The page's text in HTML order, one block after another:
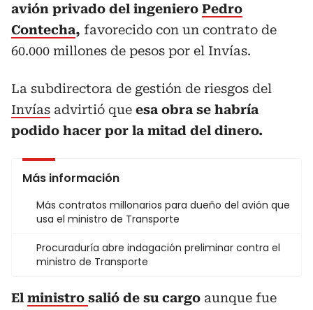
avión privado del ingeniero Pedro
Contecha, favorecido con un contrato de
60.000 millones de pesos por el Invías.
La subdirectora de gestión de riesgos del
Invías advirtió que esa obra se habría
podido hacer por la mitad del dinero.
Más información
Más contratos millonarios para dueño del avión que
usa el ministro de Transporte
Procuraduría abre indagación preliminar contra el
ministro de Transporte
El ministro salió de su cargo aunque fue